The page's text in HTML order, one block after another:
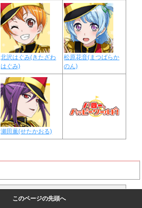
北沢はぐみ(きたざわ
はぐみ)
松原花音(まつばらか
のん)
瀬田薫(せたかおる)
このページの先頭へ